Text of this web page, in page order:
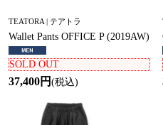
TEATORA | テアトラ
Wallet Pants OFFICE P (2019AW)
SOLD OUT
37,400円 (税込)